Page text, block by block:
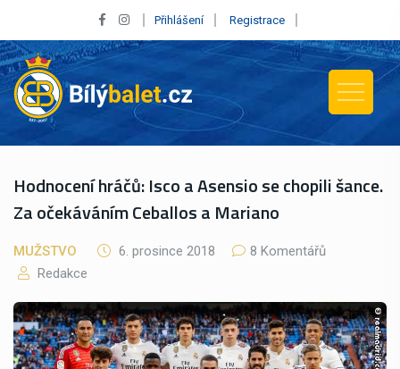
Přihlášení Registrace
Hodnocení hráčů: Isco a Asensio se chopili šance.
Za očekáváním Ceballos a Mariano
MUŽSTVO 6. prosince 2018
8 Komentářů
Redakce